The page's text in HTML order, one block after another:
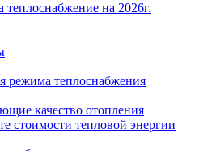
на 2026г.
режима теплоснабжения
качество отопления
стоимости тепловой энергии